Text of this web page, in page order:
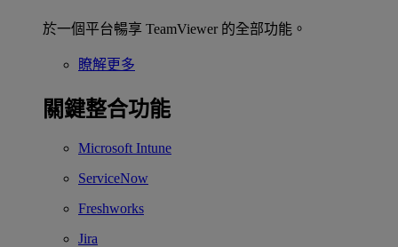
於一個平台暢享 TeamViewer 的全部功能。
瞭解更多
關鍵整合功能
Microsoft Intune
ServiceNow
Freshworks
Jira